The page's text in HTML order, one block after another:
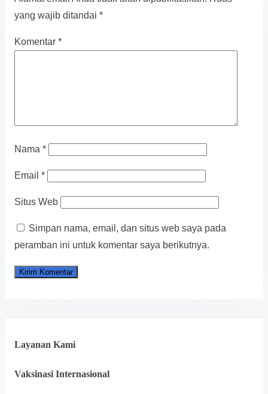
yang wajib ditandai *
Komentar *
Nama *
Email *
Situs Web
Simpan nama, email, dan situs web saya pada
peramban ini untuk komentar saya berikutnya.
Layanan Kami
Vaksinasi Internasional